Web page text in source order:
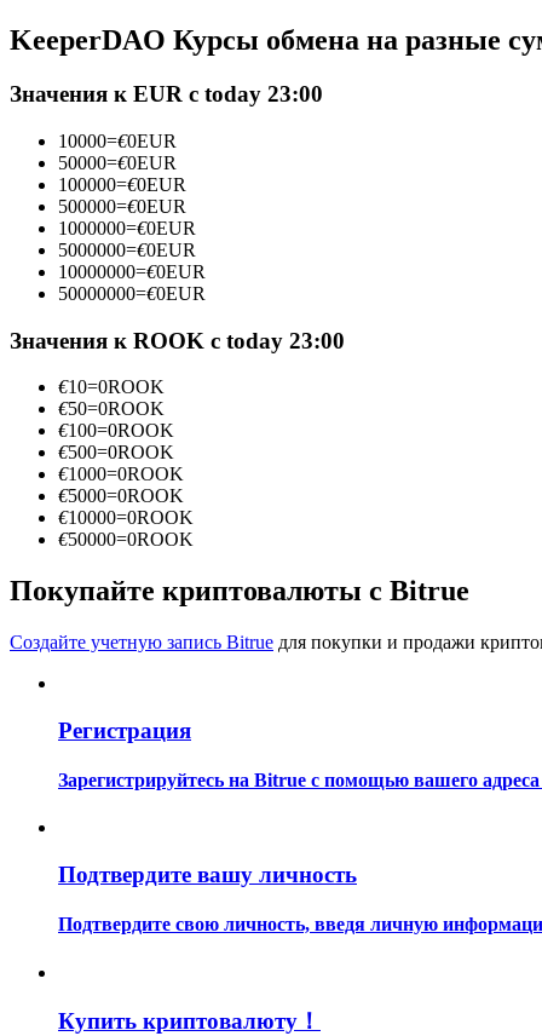
Фьючерсы с использованием USDC в качестве
Копирование торговли
Наслаждайтесь распределением прибыли и комиссиями за
Анализ больших данных, включая торговую информацию
KeeperDAO Курсы обмена на разные
Значения к EUR с today 23:00
10000=€0EUR
50000=€0EUR
100000=€0EUR
500000=€0EUR
1000000=€0EUR
5000000=€0EUR
10000000=€0EUR
50000000=€0EUR
Значения к ROOK с today 23:00
€10=0ROOK
€50=0ROOK
€100=0ROOK
€500=0ROOK
€1000=0ROOK
€5000=0ROOK
€10000=0ROOK
€50000=0ROOK
Покупайте криптовалюты с Bitrue
Создайте учетную запись Bitrue для покупки и продажи
Регистрация
Зарегистрируйтесь на Bitrue с помощью вашего
Подтвердите вашу личность
Подтвердите свою личность, введя личную
Купить криптовалюту！